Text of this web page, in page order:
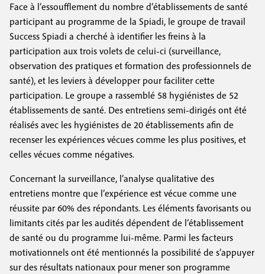
Face à l’essoufflement du nombre d’établissements de santé
participant au programme de la Spiadi, le groupe de travail
Success Spiadi a cherché à identifier les freins à la
participation aux trois volets de celui-ci (surveillance,
observation des pratiques et formation des professionnels de
santé), et les leviers à développer pour faciliter cette
participation. Le groupe a rassemblé 58 hygiénistes de 52
établissements de santé. Des entretiens semi-dirigés ont été
réalisés avec les hygiénistes de 20 établissements afin de
recenser les expériences vécues comme les plus positives, et
celles vécues comme négatives.
Concernant la surveillance, l’analyse qualitative des
entretiens montre que l’expérience est vécue comme une
réussite par 60% des répondants. Les éléments favorisants ou
limitants cités par les audités dépendent de l’établissement
de santé ou du programme lui-même. Parmi les facteurs
motivationnels ont été mentionnés la possibilité de s’appuyer
sur des résultats nationaux pour mener son programme